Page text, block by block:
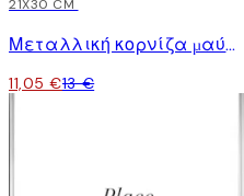
15%*
21X30 CM
Μεταλλική κορνίζα μαύρη
11,05 €13 €